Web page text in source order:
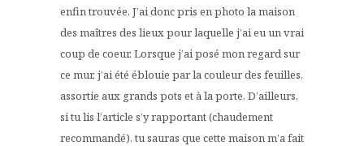
enfin trouvée. J’ai donc pris en photo la maison
des maîtres des lieux pour laquelle j’ai eu un vrai
coup de coeur. Lorsque j’ai posé mon regard sur
ce mur, j’ai été éblouie par la couleur des feuilles,
assortie aux grands pots et à la porte. D’ailleurs,
si tu lis l’article s’y rapportant (chaudement
recommandé), tu sauras que cette maison m’a fait